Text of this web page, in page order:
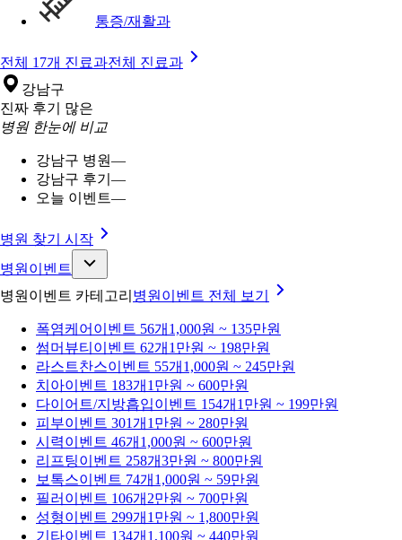
통증/재활과
전체 17개 진료과전체 진료과
강남구
진짜 후기 많은
병원 한눈에 비교
강남구 병원—
강남구 후기 —
오늘 이벤트—
병원 찾기 시작
병원이벤트
병원이벤트 카테고리 병원이벤트 전체 보기
폭염케어 이벤트 56개 1,000원 ~ 135만원
썸머뷰티 이벤트 62개 1만원 ~ 198만원
라스트찬스이벤트 55개 1,000원 ~ 245만원
치아이벤트 183개 1만원 ~ 600만원
다이어트/지방흡입이벤트 154개 1만원 ~ 199만원
피부이벤트 301개 1만원 ~ 280만원
시력이벤트 46개 1,000원 ~ 600만원
리프팅이벤트 258개3만원 ~ 800만원
보톡스이벤트 74개 1,000원 ~ 59만원
필러 이벤트 106개 2만원 ~ 700만원
성형이벤트 299개 1만원 ~ 1,800만원
기타이벤트 134개 1,100원 ~ 440만원